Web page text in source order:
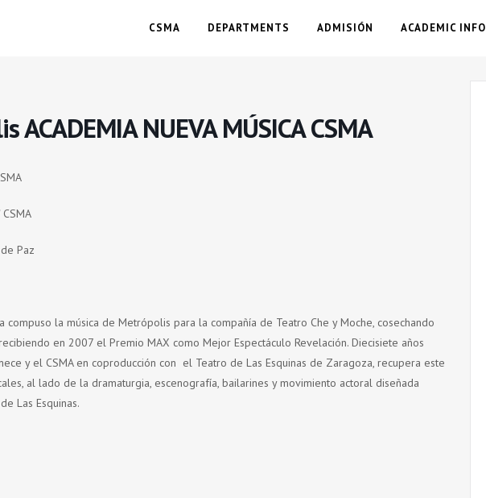
CSMA DEPARTMENTS ADMISIÓN ACADEMIC INFO
NUEVA MÚSICA CSMA
Paz
compuso la música de Metrópolis para la compañía de Teatro Che y Moche, cosechando
en 2007 el Premio MAX como Mejor Espectáculo Revelación. Diecisiete años
y el CSMA en coproducción con el Teatro de Las Esquinas de Zaragoza, recupera este
al lado de la dramaturgia, escenografía, bailarines y movimiento actoral diseñada
Las Esquinas.